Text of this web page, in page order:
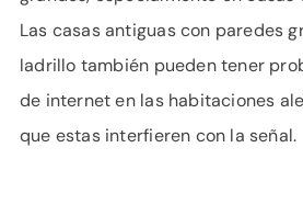
Las casas antiguas con paredes
ladrillo también pueden tener
de internet en las habitaciones
que estas interfieren con la señal.